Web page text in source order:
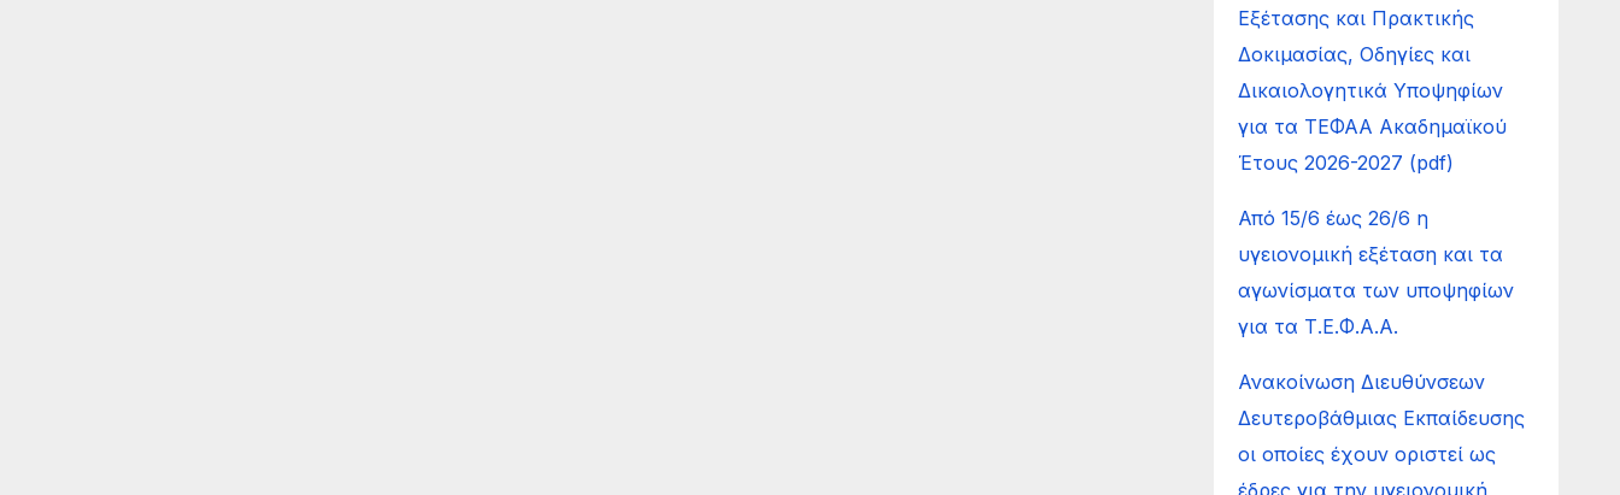
Εξέτασης και Πρακτικής
Δοκιμασίας, Οδηγίες και
Δικαιολογητικά Υποψηφίων
για τα ΤΕΦΑΑ Ακαδημαϊκού
Έτους 2026-2027 (pdf)
Από 15/6 έως 26/6 η
υγειονομική εξέταση και τα
αγωνίσματα των υποψηφίων
για τα Τ.Ε.Φ.Α.Α.
Ανακοίνωση Διευθύνσεων
Δευτεροβάθμιας Εκπαίδευσης
οι οποίες έχουν οριστεί ως
έδρες για την υγειονομική